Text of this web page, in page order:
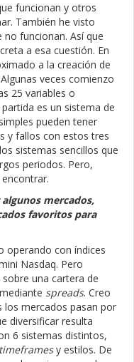
funcionan y otros
También he visto
funcionan. Así que
a esa cuestión. En
a la creación de
veces comienzo
25 variables o
es un sistema de
pueden tener
y fallos con estos tres
sistemas sencillos que
periodos. Pero,
mercados,
favoritos para
operando con índices
Nasdaq. Pero
una cartera de
spreads. Creo
los mercados pasan por
diversificar resulta
6 sistemas distintos,
timeframesy estilos. De